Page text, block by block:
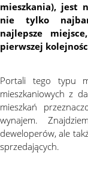
mieszkania), jest
nie tylko
najlepsze
pierwszej
Portali tego typu
mieszkaniowych z
mieszkań
wynajem.
deweloperów, ale
sprzedających.